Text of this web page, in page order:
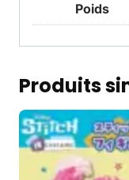
Poids
Produits